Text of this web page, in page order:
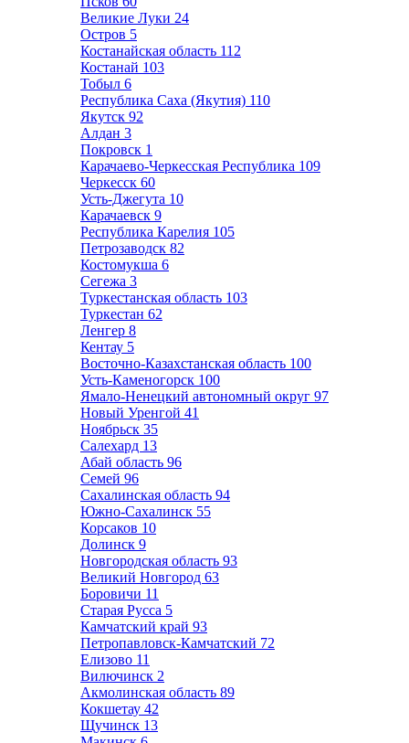
Великие Луки 24
Остров 5
Костанайская область 112
Костанай 103
Тобыл 6
Республика Саха (Якутия) 110
Якутск 92
Алдан 3
Покровск 1
Карачаево-Черкесская Республика 109
Черкесск 60
Усть-Джегута 10
Карачаевск 9
Республика Карелия 105
Петрозаводск 82
Костомукша 6
Сегежа 3
Туркестанская область 103
Туркестан 62
Ленгер 8
Кентау 5
Восточно-Казахстанская область 100
Усть-Каменогорск 100
Ямало-Ненецкий автономный округ 97
Новый Уренгой 41
Ноябрьск 35
Салехард 13
Абай область 96
Семей 96
Сахалинская область 94
Южно-Сахалинск 55
Корсаков 10
Долинск 9
Новгородская область 93
Великий Новгород 63
Боровичи 11
Старая Русса 5
Камчатский край 93
Петропавловск-Камчатский 72
Елизово 11
Вилючинск 2
Акмолинская область 89
Кокшетау 42
Щучинск 13